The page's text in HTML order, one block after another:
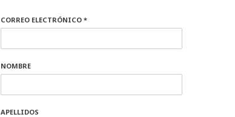
CORREO ELECTRÓNICO *
NOMBRE
APELLIDOS